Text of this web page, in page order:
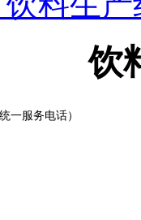
饮
一服务电话）